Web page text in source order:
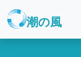
潮の風